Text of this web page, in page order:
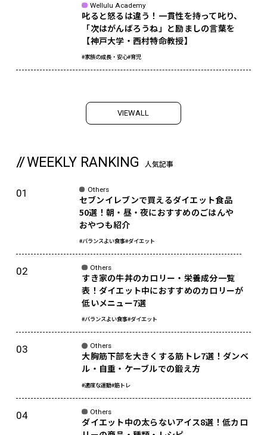
Wellulu Academy
叱ると怒るは違う！一貫性を持って叱り、
「次はがんばろうね」と励ましの言葉を
【神戸大学・西村特命教授】
#家族の成長・安心#育児
VIEWALL
WEEKLY RANKING 人気記事
Others
セブンイレブンで買えるダイエット食品
50選！朝・昼・夜におすすめのごはんや
おやつも紹介
#バランスよい食事#ダイエット
Others
すき家の牛丼のカロリー・栄養成分一覧
表！ダイエット中におすすめのカロリーが
低いメニュー7選
#バランスよい食事#ダイエット
Others
大胸筋下部を大きくする筋トレ7選！ダンベ
ル・自重・ケーブルでの鍛え方
#適度な運動#筋トレ
Others
ダイエット中の太らないアイス8選！低カロ